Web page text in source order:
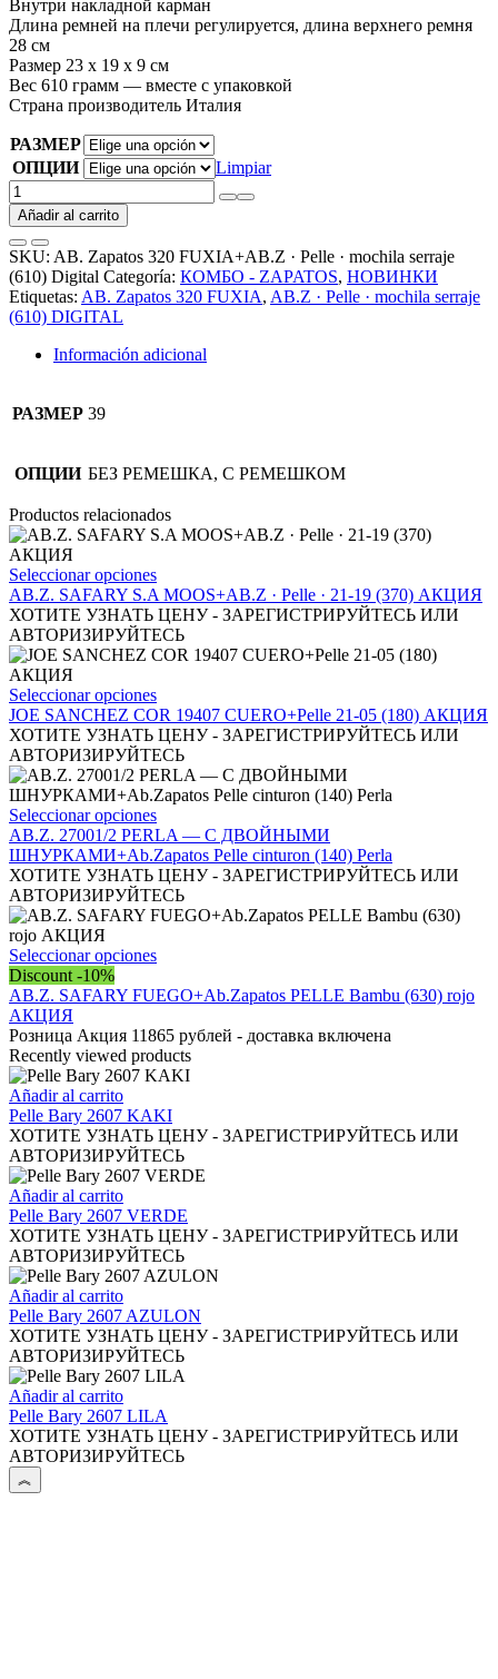
Внутри накладной карман
Длина ремней на плечи регулируется, длина верхнего ремня
28 см
Размер 23 х 19 х 9 см
Вес 610 грамм — вместе с упаковкой
Страна производитель Италия
РАЗМЕР
ОПЦИИ
Limpiar
AB.
Zapatos
320
FUXIA+AB.Z
·
Pelle
·
mochila
serraje
АКЦИЯ
Añadir al carrito
SKU: AB. Zapatos 320 FUXIA+AB.Z · Pelle · mochila serraje
(610) Digital Categoría: КОМБО - ZAPATOS, НОВИНКИ
Etiquetas: AB. Zapatos 320 FUXIA, AB.Z · Pelle · mochila serraje
(610) DIGITAL
Información adicional
РАЗМЕР 39
ОПЦИИ БЕЗ РЕМЕШКА, С РЕМЕШКОМ
Productos relacionados
Seleccionar opcionesEste
producto
tiene
múltiples
variantes.
opciones
se
pueden
elegir
en
la
página
de
producto
AB.Z. SAFARY S.A MOOS+AB.Z · Pelle · 21-19 (370) АКЦИЯ
ХОТИТЕ УЗНАТЬ ЦЕНУ - ЗАРЕГИСТРИРУЙТЕСЬ ИЛИ
АВТОРИЗИРУЙТЕСЬ
Seleccionar opcionesEste
producto
tiene
múltiples
variantes.
Las
opciones
se
pueden
elegir
en
la
de
JOE SANCHEZ COR 19407 CUERO+Pelle 21-05 (180) АКЦИЯ
ХОТИТЕ УЗНАТЬ ЦЕНУ - ЗАРЕГИСТРИРУЙТЕСЬ ИЛИ
АВТОРИЗИРУЙТЕСЬ
Seleccionar opcionesEste
producto
tiene
múltiples
variantes.
Las
se
elegir
la
página
de
AB.Z. 27001/2 PERLA — С ДВОЙНЫМИ
ШНУРКАМИ+Ab.Zapatos Pelle cinturon (140) Perla
ХОТИТЕ УЗНАТЬ ЦЕНУ - ЗАРЕГИСТРИРУЙТЕСЬ ИЛИ
АВТОРИЗИРУЙТЕСЬ
Seleccionar opcionesEste
tiene
variantes.
Las
opciones
pueden
elegir
en
la
de
producto
Discount -10%
AB.Z. SAFARY FUEGO+Ab.Zapatos PELLE Bambu (630) rojo
АКЦИЯ
Розница Акция 11865 рублей - доставка включена
Recently viewed products
Añadir al carrito
Pelle Bary 2607 KAKI
ХОТИТЕ УЗНАТЬ ЦЕНУ - ЗАРЕГИСТРИРУЙТЕСЬ ИЛИ
АВТОРИЗИРУЙТЕСЬ
Añadir al carrito
Pelle Bary 2607 VERDE
ХОТИТЕ УЗНАТЬ ЦЕНУ - ЗАРЕГИСТРИРУЙТЕСЬ ИЛИ
АВТОРИЗИРУЙТЕСЬ
Añadir al carrito
Pelle Bary 2607 AZULON
ХОТИТЕ УЗНАТЬ ЦЕНУ - ЗАРЕГИСТРИРУЙТЕСЬ ИЛИ
АВТОРИЗИРУЙТЕСЬ
Añadir al carrito
Pelle Bary 2607 LILA
ХОТИТЕ УЗНАТЬ ЦЕНУ - ЗАРЕГИСТРИРУЙТЕСЬ ИЛИ
АВТОРИЗИРУЙТЕСЬ